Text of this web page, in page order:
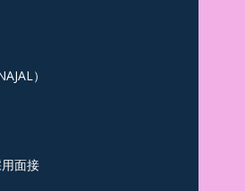
）
面接